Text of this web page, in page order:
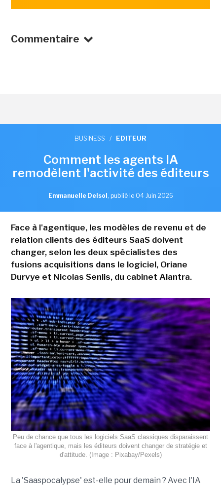
Commentaire
BUSINESS / EDITEUR
Comment les agents IA
remodèlent l'activité des éditeurs
Emmanuelle Delsol , publié le 04 Juin 2026
Face à l'agentique, les modèles de revenu et de
relation clients des éditeurs SaaS doivent
changer, selon les deux spécialistes des
fusions acquisitions dans le logiciel, Oriane
Durvye et Nicolas Senlis, du cabinet Alantra.
Peu de chance que tous les logiciels SaaS classiques disparaissent
face à l'agentique, mais les éditeurs doivent changer de stratégie et
d'attitude. (Image : Pixabay/Pexels)
La 'Saaspocalypse' est-elle pour demain ? Avec l'IA